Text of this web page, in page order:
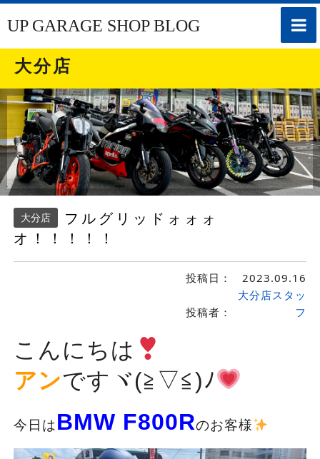
toggle
UP GARAGE SHOP BLOG
大分店
大分店
フルグリッドォォォ
オ！！！！！
投稿日： 2023.09.16
投稿者：
大分店スタッ
フ
こんにちは
アンですヾ(≧▽≦)ﾉ
今日はBMW F800Rのお客様